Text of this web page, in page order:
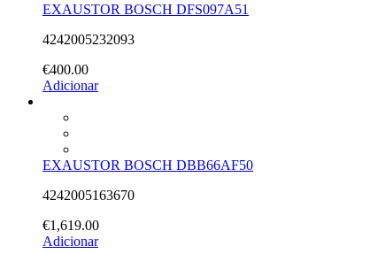
EXAUSTOR BOSCH DFS097A51
4242005232093
€400.00
Adicionar
EXAUSTOR BOSCH DBB66AF50
4242005163670
€1,619.00
Adicionar